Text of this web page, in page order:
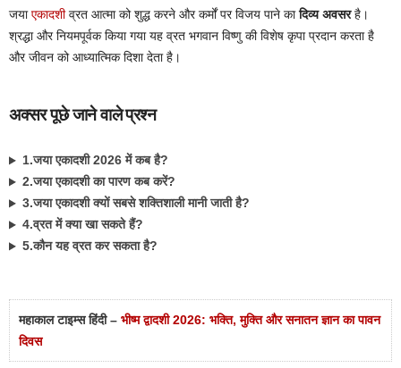
जयाएकादशीव्रत आत्मा को शुद्ध करने और कर्मों पर विजय पाने कादिव्य अवसरहै।
श्रद्धा और नियमपूर्वक किया गया यह व्रत भगवान विष्णु की विशेष कृपा प्रदान करता है
और जीवन को आध्यात्मिक दिशा देता है।
अक्सर पूछे जाने वाले प्रश्न
1.जया एकादशी 2026 में कब है?
2.जया एकादशी का पारण कब करें?
3.जया एकादशी क्यों सबसे शक्तिशाली मानी जाती है?
4.व्रत में क्या खा सकते हैं?
5.कौन यह व्रत कर सकता है?
महाकाल टाइम्स हिंदी – भीष्म द्वादशी 2026: भक्ति, मुक्ति और सनातन ज्ञान का पावन
दिवस